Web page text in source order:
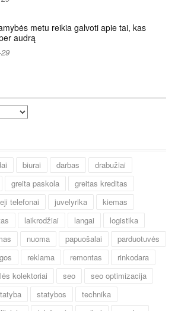
metu reikia galvoti apie tai, kas
audrą
biurai darbas
drabužiai
greita paskola
greitas kreditas
telefonai juvelyrika
kiemas
laikrodžiai langai
logistika
nuoma papuošalai
parduotuvės
reklama remontas
rinkodara
kolektoriai seo
seo optimizacija
statybos
technika